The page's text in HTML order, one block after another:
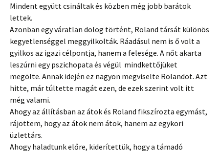
Mindent együtt csináltak és közben még jobb barátok
lettek.
Azonban egy váratlan dolog történt, Roland társát különös
kegyetlenséggel meggyilkolták. Ráadásul nem is ő volt a
gyilkos az igazi célpontja, hanem a felesége. A nőt akarta
leszúrni egy pszichopata és végül mindkettőjüket
megölte. Annak idején ez nagyon megviselte Rolandot. Azt
hitte, már túltette magát ezen, de ezek szerint volt itt
még valami.
Ahogy az állításban az átok és Roland fikszírozta egymást,
rájöttem, hogy az átok nem átok, hanem az egykori
üzlettárs.
Ahogy haladtunk előre, kiderítettük, hogy a támadó